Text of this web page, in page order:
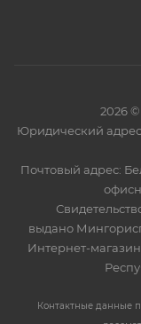
2026
Юридический
Почтовый адрес:
выдано
Интернет-
Контактные данные